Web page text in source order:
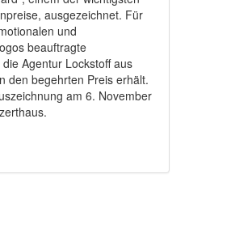
ausgezeichnet. Für
und
beauftragte
Agentur Lockstoff aus
den begehrten Preis erhält.
am 6. November